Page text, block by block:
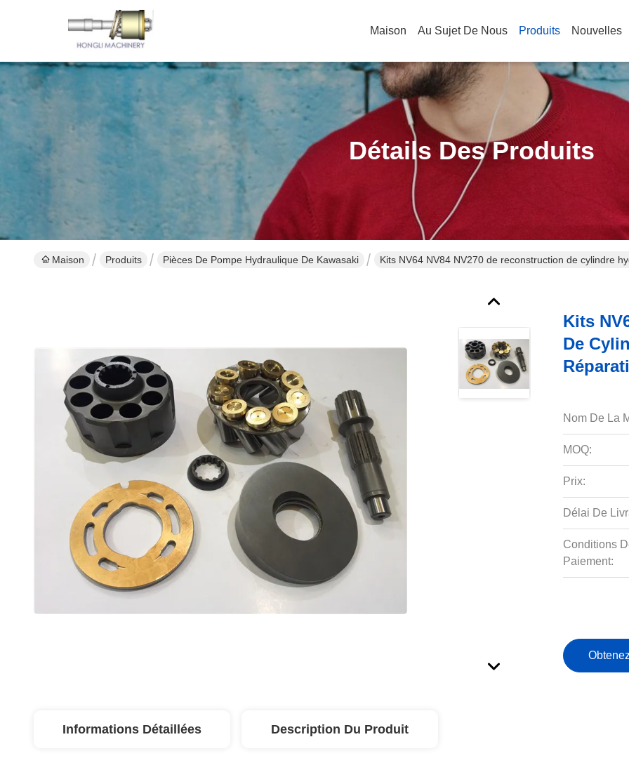
Maison Au Sujet De Nous Produits Nouvelles
Détails Des Produits
Maison Produits Pièces De Pompe Hydraulique De Kawasaki Kits NV64 NV84 NV270 de reconstruction de cylindre
Kits
De
Nom De La
MOQ:
Prix:
Délai De
Conditions
Paiement:
Informations Détaillées Description Du Produit